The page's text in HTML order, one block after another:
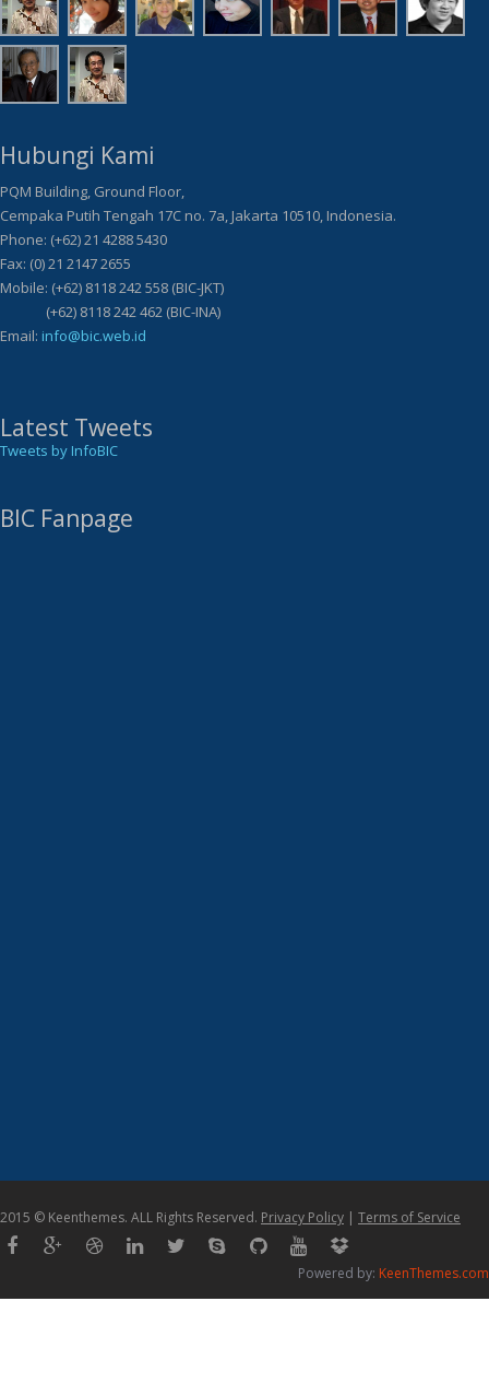
Hubungi Kami
PQM Building, Ground Floor,
Cempaka Putih Tengah 17C no. 7a, Jakarta 10510, Indonesia.
Phone: (+62) 21 4288 5430
Fax: (0) 21 2147 2655
Mobile: (+62) 8118 242 558 (BIC-JKT)
(+62) 8118 242 462 (BIC-INA)
Email: info@bic.web.id
Latest Tweets
Tweets by InfoBIC
BIC Fanpage
2015 © Keenthemes. ALL Rights Reserved. Privacy Policy | Terms of Service
Powered by: KeenThemes.com